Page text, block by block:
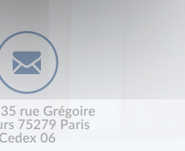
35 rue Grégoire
75279 Paris
Cedex 06